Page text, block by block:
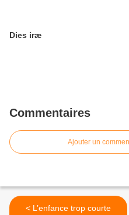
Dies iræ
Commentaires
Ajouter un
< L’enfance trop courte